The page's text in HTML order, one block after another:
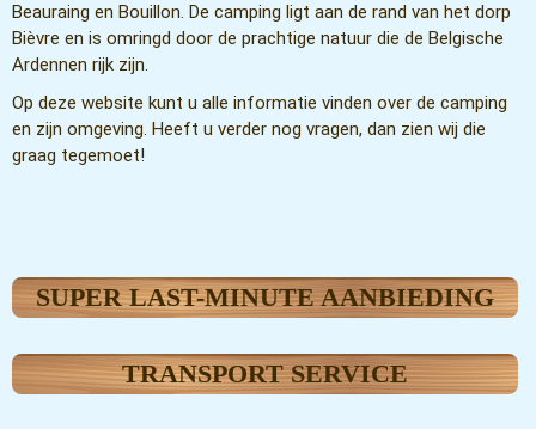
Beauraing en Bouillon. De camping ligt aan de rand van het dorp
Bièvre en is omringd door de prachtige natuur die de Belgische
Ardennen rijk zijn.
Op deze website kunt u alle informatie vinden over de camping
en zijn omgeving. Heeft u verder nog vragen, dan zien wij die
graag tegemoet!
SUPER LAST-MINUTE AANBIEDING
TRANSPORT SERVICE